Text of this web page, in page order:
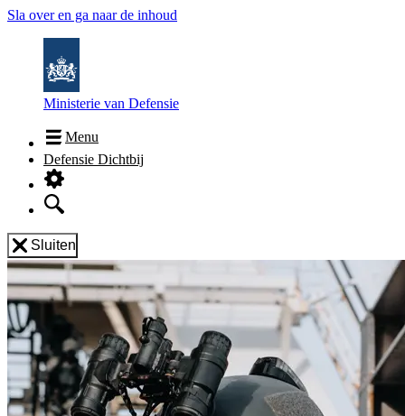
Sla over en ga naar de inhoud
Ministerie van Defensie
Menu
Defensie Dichtbij
Sluiten